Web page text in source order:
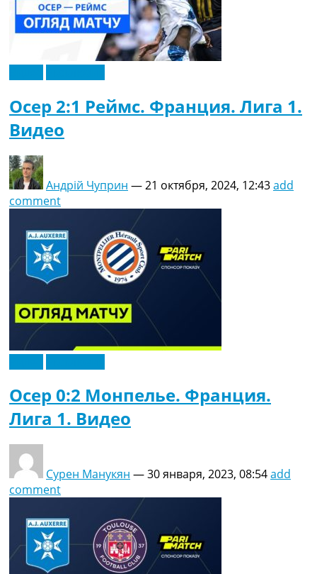
Осер 2:1 Реймс. Франция. Лига 1.
Видео
Андрій Чуприн —21 октября, 2024, 12:43add
comment
Осер 0:2 Монпелье. Франция.
Лига 1. Видео
Сурен Манукян —30 января, 2023, 08:54add
comment